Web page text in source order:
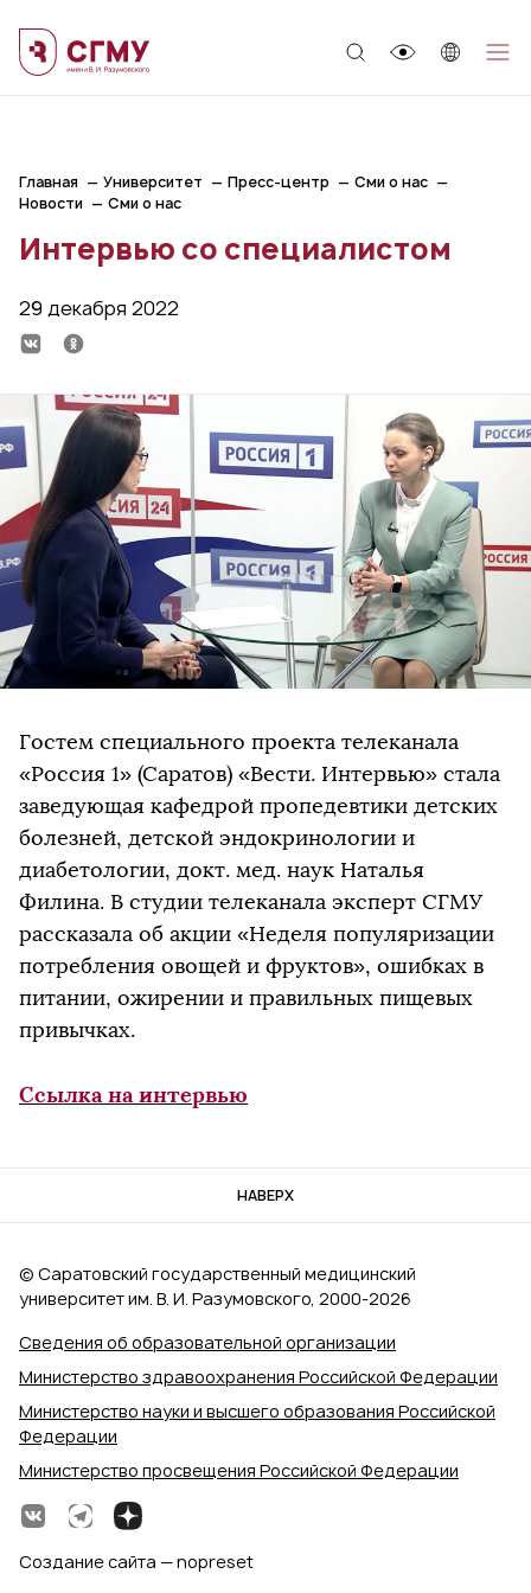
Главная Университет Пресс-центр
Сми о нас
Новости
Сми о нас
Интервью со специалистом
29 декабря 2022
Гостем специального проекта телеканала
«Россия 1» (Саратов) «Вести. Интервью» стала
заведующая кафедрой пропедевтики детских
болезней, детской эндокринологии и
диабетологии, докт. мед. наук Наталья
Филина. В студии телеканала эксперт СГМУ
рассказала об акции «Неделя популяризации
потребления овощей и фруктов», ошибках в
питании, ожирении и правильных пищевых
привычках.
Ссылка на интервью
НАВЕРХ
Сведения об образовательной организации
Министерство здравоохранения Российской Федерации
Министерство науки и высшего образования Российской
Федерации
Министерство просвещения Российской Федерации
© Саратовский государственный медицинский
университет им. В. И. Разумовского, 2000‑2026
Создание сайта — nopreset